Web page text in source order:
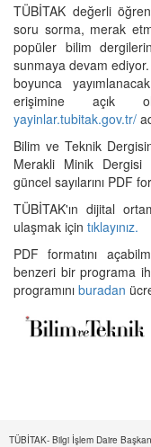
TÜBİTAK değerli
soru sorma, merak
popüler bilim
sunmaya devam
boyunca
erişimine açık
yayinlar.tubitak.gov.tr/
Bilim ve Teknik
Merakli Minik Dergisi
güncel sayılarını PDF
TÜBİTAK'ın dijital
ulaşmak için tıklayınız.
PDF formatını
benzeri bir programa
programını buradan
TÜBİTAK- Bilgi İşlem Daire